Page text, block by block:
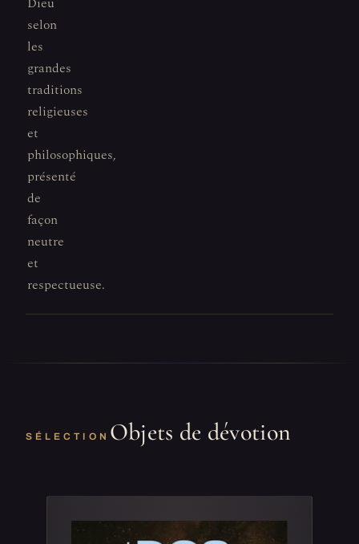
selon
les
grandes
traditions
religieuses
et
philosophiques,
présenté
de
façon
neutre
et
respectueuse.
SÉLECTION Objets de dévotion